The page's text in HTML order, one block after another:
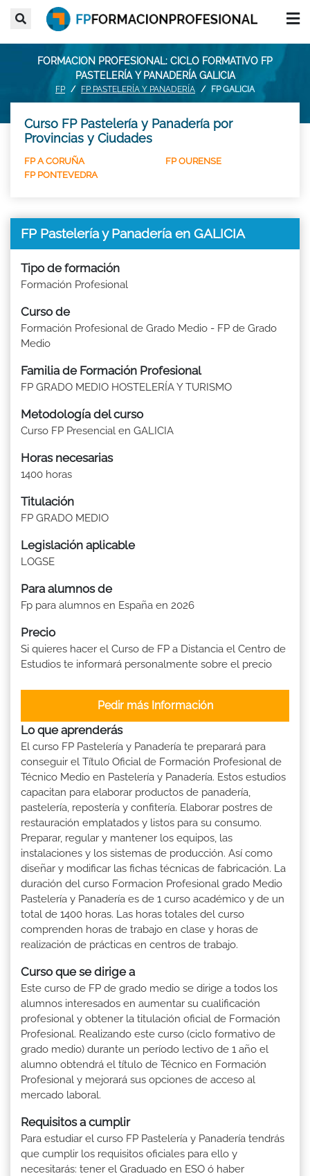
FORMACION PROFESIONAL: CICLO FORMATIVO FP
PASTELERÍA Y PANADERÍA GALICIA
FP FP PASTELERÍA Y PANADERÍA FP GALICIA
Curso FP Pastelería y Panadería por
Provincias y Ciudades
FP A CORUÑA
FP OURENSE
FP PONTEVEDRA
FP Pastelería y Panadería en GALICIA
Tipo de formación
Formación Profesional
Curso de
Formación Profesional de Grado Medio - FP de Grado
Medio
Familia de Formación Profesional
FP GRADO MEDIO HOSTELERÍA Y TURISMO
Metodología del curso
Curso FP Presencial en GALICIA
Horas necesarias
1400 horas
Titulación
FP GRADO MEDIO
Legislación aplicable
LOGSE
Para alumnos de
Fp para alumnos en España en 2026
Precio
Si quieres hacer el Curso de FP a Distancia el Centro de
Estudios te informará personalmente sobre el precio
Pedir más Información
Lo que aprenderás
El curso FP Pastelería y Panadería te preparará para
conseguir el Título Oficial de Formación Profesional de
Técnico Medio en Pastelería y Panadería. Estos estudios
capacitan para elaborar productos de panadería,
pastelería, repostería y confitería. Elaborar postres de
restauración emplatados y listos para su consumo.
Preparar, regular y mantener los equipos, las
instalaciones y los sistemas de producción. Así como
diseñar y modificar las fichas técnicas de fabricación. La
duración del curso Formacion Profesional grado Medio
Pastelería y Panadería es de 1 curso académico y de un
total de 1400 horas. Las horas totales del curso
comprenden horas de trabajo en clase y horas de
realización de prácticas en centros de trabajo.
Curso que se dirige a
Este curso de FP de grado medio se dirige a todos los
alumnos interesados en aumentar su cualificación
profesional y obtener la titulación oficial de Formación
Profesional. Realizando este curso (ciclo formativo de
grado medio) durante un período lectivo de 1 año el
alumno obtendrá el título de Técnico en Formación
Profesional y mejorará sus opciones de acceso al
mercado laboral.
Requisitos a cumplir
Para estudiar el curso FP Pastelería y Panadería tendrás
que cumplir los requisitos oficiales para ello y
necesitarás: tener el Graduado en ESO ó haber